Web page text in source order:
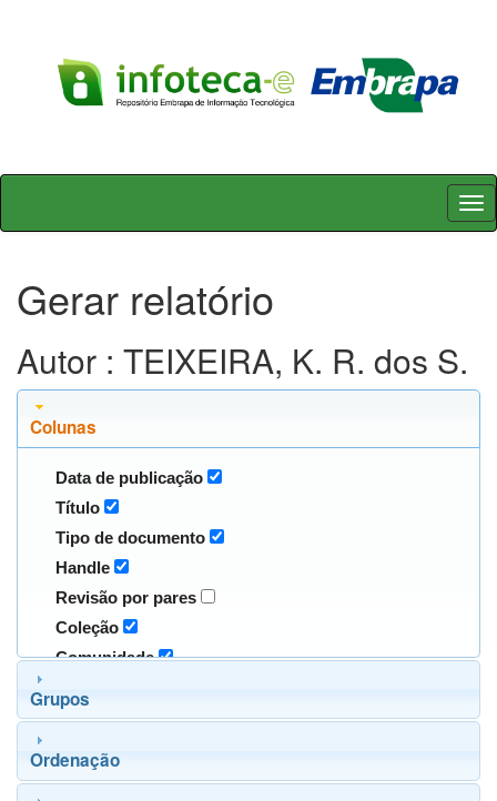
Skip
Gerar relatório
Autor : TEIXEIRA, K. R. dos S.
Colunas
Data de publicação
Título
Tipo de documento
Handle
Revisão por pares
Coleção
Comunidade
Grupos
Ordenação